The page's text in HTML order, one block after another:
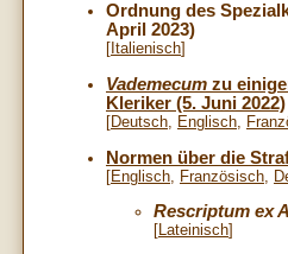
Ordnung des
April 2023)
[ Italienisch]
Vademecum zu
Kleriker (5. Juni 2022)
[Deutsch Englisch
Normen über die
[Englisch Französisch
Rescriptum ex
[Lateinisch]